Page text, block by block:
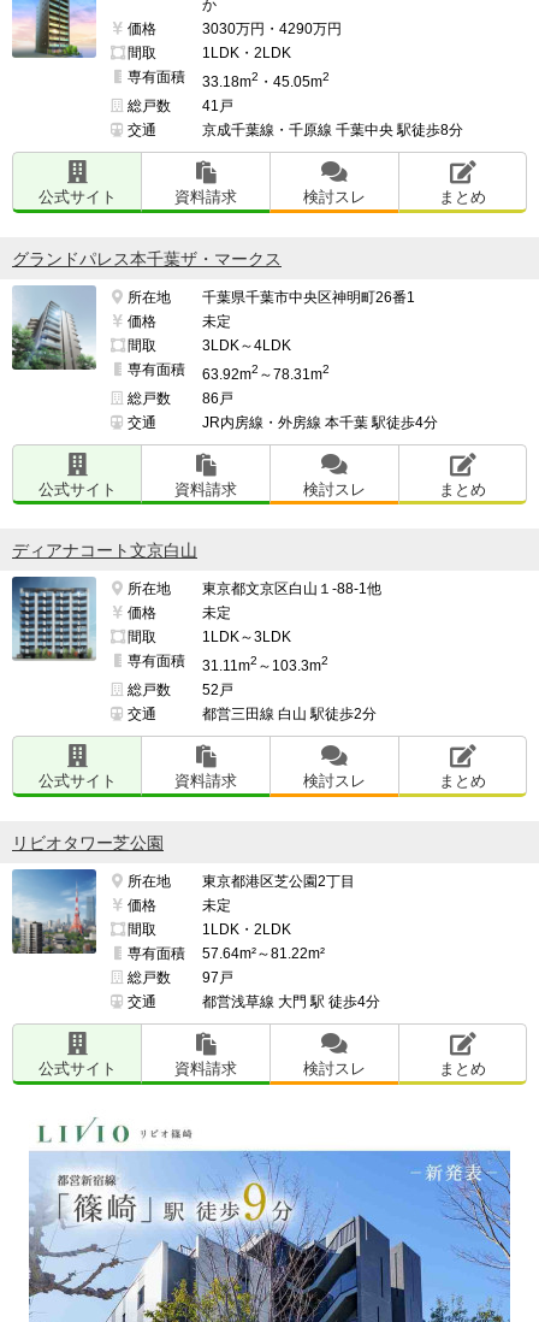
か
価格
3030万円・4290万円
間取
1LDK・2LDK
専有面積
33.18m2 ・45.05m2
総戸数
41戸
交通
京成千葉線・千原線 千葉中央 駅徒歩8分
公式サイト 資料請求 検討スレ まとめ
グランドパレス本千葉ザ・マークス
所在地
千葉県千葉市中央区神明町26番1
価格
未定
間取
3LDK～4LDK
専有面積
63.92m2 ～78.31m2
総戸数
86戸
交通
JR内房線・外房線 本千葉 駅徒歩4分
公式サイト 資料請求 検討スレ まとめ
ディアナコート文京白山
所在地
東京都文京区白山１-88-1他
価格
未定
間取
1LDK～3LDK
専有面積
31.11m2 ～103.3m2
総戸数
52戸
交通
都営三田線 白山 駅徒歩2分
公式サイト 資料請求 検討スレ まとめ
リビオタワー芝公園
所在地
東京都港区芝公園2丁目
価格
未定
間取
1LDK・2LDK
専有面積
57.64m²～81.22m²
総戸数
97戸
交通
都営浅草線 大門 駅 徒歩4分
公式サイト 資料請求 検討スレ まとめ